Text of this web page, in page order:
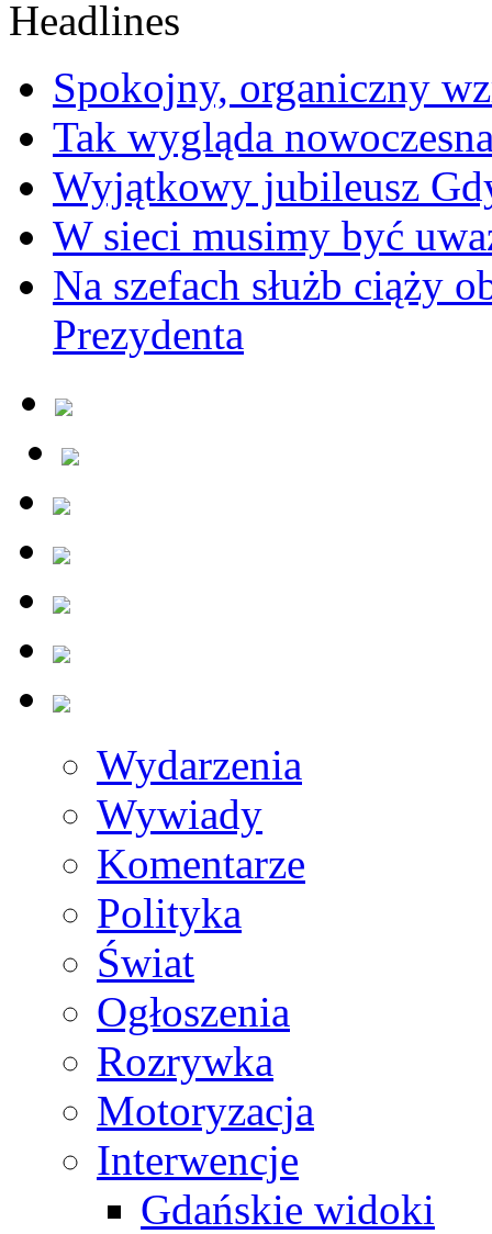
Spokojny, organiczny
Tak wygląda
Wyjątkowy jubileusz
W sieci musimy być
Na szefach służb ciąży
Prezydenta
Wydarzenia
Wywiady
Komentarze
Polityka
Świat
Ogłoszenia
Rozrywka
Motoryzacja
Interwencje
Gdańskie widoki